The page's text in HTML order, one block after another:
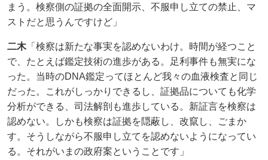
まう。検察側の証拠の全面開示、不服申し立ての禁止、マ
ストだと思うんですけど」
二木「検察は新たな事実を認めないわけ。時間が経つこと
で、たとえば鑑定技術の進歩がある。足利事件も無実にな
った。当時のDNA鑑定ってほとんど我々の血液検査と同じ
だった。これがしっかりできるし、証拠品についても化学
分析ができる、司法解剖も進歩している。新証言を検察は
認めない。しかも検察は証拠を隠蔽し、改竄し、ごまか
す。そうしながら不服申し立てを認めないようになってい
る。それがいまの政府案ということです」